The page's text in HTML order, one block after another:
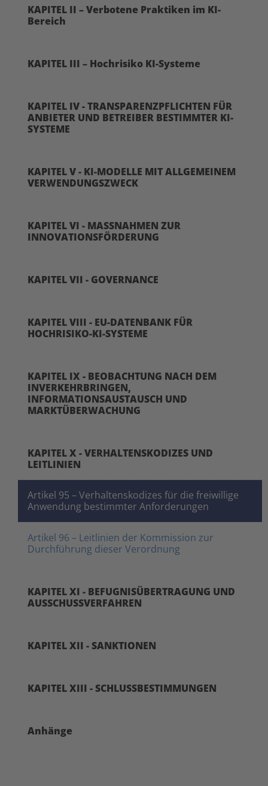
KAPITEL II – Verbotene Praktiken im KI-
Bereich
KAPITEL III – Hochrisiko KI-Systeme
KAPITEL IV - TRANSPARENZPFLICHTEN FÜR
ANBIETER UND BETREIBER BESTIMMTER KI-
SYSTEME
KAPITEL V - KI-MODELLE MIT ALLGEMEINEM
VERWENDUNGSZWECK
KAPITEL VI - MASSNAHMEN ZUR
INNOVATIONSFÖRDERUNG
KAPITEL VII - GOVERNANCE
KAPITEL VIII - EU-DATENBANK FÜR
HOCHRISIKO-KI-SYSTEME
KAPITEL IX - BEOBACHTUNG NACH DEM
INVERKEHRBRINGEN,
INFORMATIONSAUSTAUSCH UND
MARKTÜBERWACHUNG
KAPITEL X - VERHALTENSKODIZES UND
LEITLINIEN
Artikel 95 – Verhaltenskodizes für die freiwillige
Anwendung bestimmter Anforderungen
Artikel 96 – Leitlinien der Kommission zur
Durchführung dieser Verordnung
KAPITEL XI - BEFUGNISÜBERTRAGUNG UND
AUSSCHUSSVERFAHREN
KAPITEL XII - SANKTIONEN
KAPITEL XIII - SCHLUSSBESTIMMUNGEN
Anhänge